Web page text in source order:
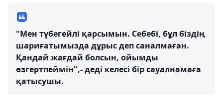
"Мен түбегейлі қарсымын. Себебі, бұл біздің
шариғатымызда дұрыс деп саналмаған.
Қандай жағдай болсын, ойымды
өзгертпеймін",- деді келесі бір сауалнамаға
қатысушы.